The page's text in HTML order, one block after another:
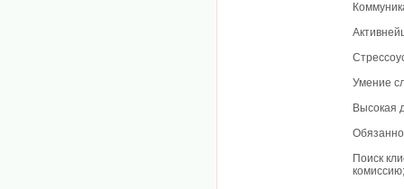
Умение
Высокая
Поиск
комиссию;